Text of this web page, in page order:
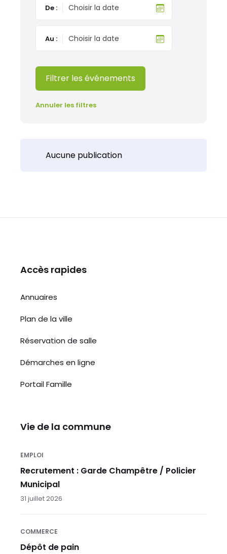
De :
Au :
Filtrer les événements
Annuler les filtres
Aucune publication
Accès rapides
Annuaires
Plan de la ville
Réservation de salle
Démarches en ligne
Portail Famille
Vie de la commune
EMPLOI
Recrutement : Garde Champêtre / Policier
Municipal
31 juillet 2026
COMMERCE
Dépôt de pain